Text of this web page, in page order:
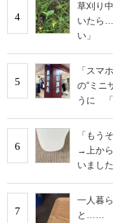
4
草刈り
いたら
い」
5
「スマ
の“ミニ
うに 「
6
「もう
→上か
いまし
7
一人暮
と……